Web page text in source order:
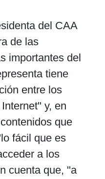
del CAA
de las
importantes del
tiene
entre los
y, en
que
fácil que es
a los
cuenta que, "a